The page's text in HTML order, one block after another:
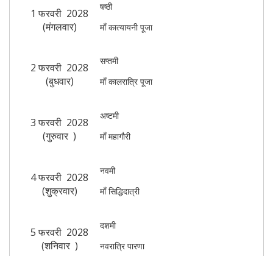
1 फरवरी 2028
(मंगलवार)
षष्ठी
माँ कात्यायनी पूजा
2 फरवरी 2028
(बुधवार)
सप्तमी
माँ कालरात्रि पूजा
3 फरवरी 2028
(गुरुवार )
अष्टमी
माँ महागौरी
4 फरवरी 2028
(शुक्रवार)
नवमी
माँ सिद्धिदात्री
5 फरवरी 2028
(शनिवार )
दशमी
नवरात्रि पारणा